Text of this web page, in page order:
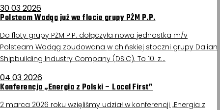
30 03 2026
Polsteam Wadąg już we flocie grupy PŻM P.P.
Do floty grupy PŻM P.P. dołączyła nowa jednostka m/v
Polsteam Wadąg zbudowana w chińskiej stoczni grupy Dalian
Shipbuilding Industry Company (DSIC). To 10. z…
04 03 2026
Konferencja „Energia z Polski – Local First”
2 marca 2026 roku wzięliśmy udział w konferencji „Energia z